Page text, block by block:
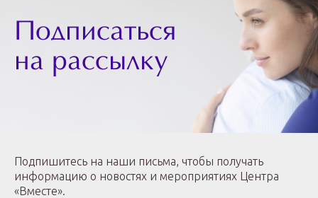
Подписаться
на рассылку
Подпишитесь на наши письма, чтобы получать
информацию о новостях и мероприятиях Центра
«Вместе».